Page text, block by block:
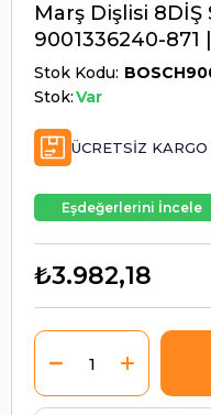
Marş Dişlisi
9001336240-871
Stok Kodu
Stok:Var
ÜCRETSIZ KARGO
Eşdeğerlerini İncele
₺3.982,18